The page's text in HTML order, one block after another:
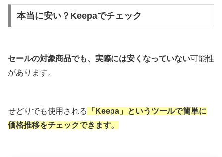
本当に安い？Keepaでチェック
セールの対象商品でも、実際には安くなっていない可能性
があります。
せどりでも使用される
「Keepa」というツールで簡単に
価格推移をチェックできます。